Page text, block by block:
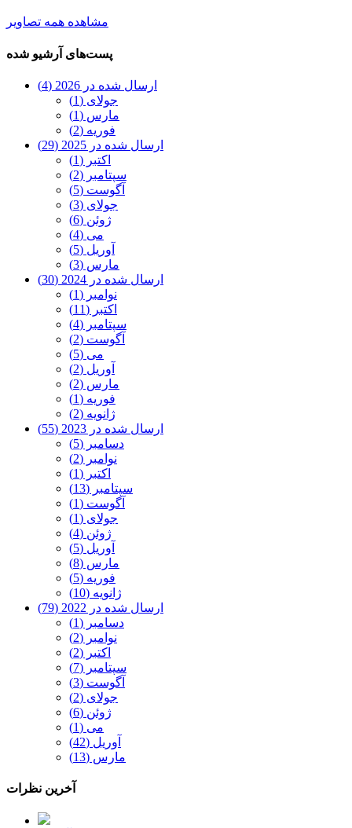
مشاهده همه تصاویر
پست‌های آرشیو شده
ارسال شده در 2026 (4)
جولای (1)
مارس (1)
فوریه (2)
ارسال شده در 2025 (29)
اکتبر (1)
سپتامبر (2)
آگوست (5)
جولای (3)
ژوئن (6)
می (4)
آوریل (5)
مارس (3)
ارسال شده در 2024 (30)
نوامبر (1)
اکتبر (11)
سپتامبر (4)
آگوست (2)
می (5)
آوریل (2)
مارس (2)
فوریه (1)
ژانویه (2)
ارسال شده در 2023 (55)
دسامبر (5)
نوامبر (2)
اکتبر (1)
سپتامبر (13)
آگوست (1)
جولای (1)
ژوئن (4)
آوریل (5)
مارس (8)
فوریه (5)
ژانویه (10)
ارسال شده در 2022 (79)
دسامبر (1)
نوامبر (2)
اکتبر (2)
سپتامبر (7)
آگوست (3)
جولای (2)
ژوئن (6)
می (1)
آوریل (42)
مارس (13)
آخرین نظرات